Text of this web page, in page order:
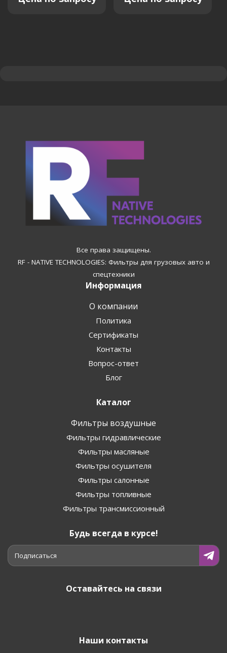
Все права защищены.
RF - NATIVE TECHNOLOGIES: Фильтры для грузовых авто и
спецтехники
Информация
О компании
Политика
Сертификаты
Контакты
Вопрос-ответ
Блог
Каталог
Фильтры воздушные
Фильтры гидравлические
Фильтры масляные
Фильтры осушителя
Фильтры салонные
Фильтры топливные
Фильтры трансмиссионный
Будь всегда в курсе!
Подписаться
Оставайтесь на связи
Наши контакты